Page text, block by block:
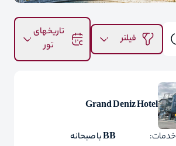
فیلتر
تاریخهای
تور
Grand Deniz Hotel
خدمات:
BB با صبحانه